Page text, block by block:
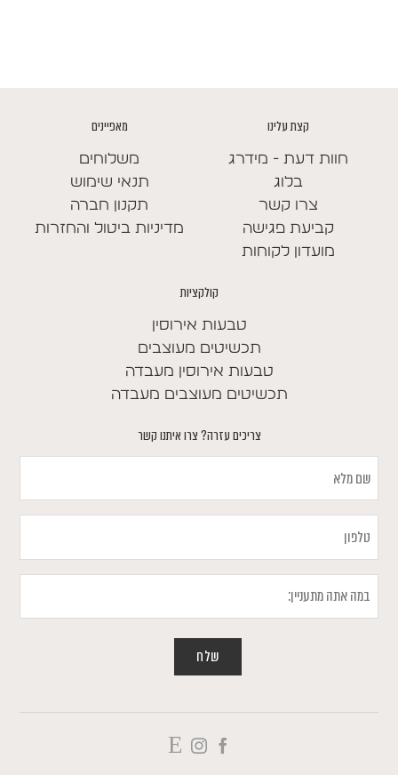
קצת עלינו
חוות דעת - מידרג
בלוג
צרו קשר
קביעת פגישה
מועדון לקוחות
מאפיינים
משלוחים
תנאי שימוש
תקנון חברה
מדיניות ביטול והחזרות
קולקציות
טבעות אירוסין
תכשיטים מעוצבים
טבעות אירוסין מעבדה
תכשיטים מעוצבים מעבדה
צריכים עזרה? צרו איתנו קשר
מלא
טלפון
אתה